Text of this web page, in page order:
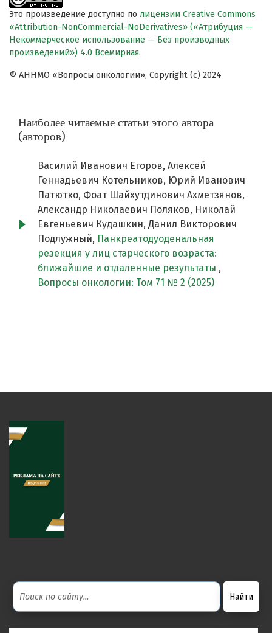
Это произведение доступно по лицензии Creative Commons
«Attribution-NonCommercial-NoDerivatives» («Атрибуция —
Некоммерческое использование — Без производных
произведений») 4.0 Всемирная.
© АННМО «Вопросы онкологии», Copyright (c) 2024
Наиболее читаемые статьи этого автора
(авторов)
Василий Иванович Егоров, Алексей
Геннадьевич Котельников, Юрий Иванович
Патютко, Фоат Шайхутдинович Ахметзянов,
Александр Николаевич Поляков, Николай
Евгеньевич Кудашкин, Данил Викторович
Подлужный, Панкреатодуоденальная
резекция у лиц старческого возраста:
ближайшие и отдаленные результаты ,
Вопросы онкологии: Том 71 № 2 (2025)